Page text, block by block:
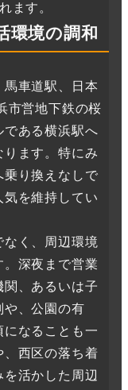
ます。
環境の調和
車道駅、日本
市営地下鉄の桜
である横浜駅へ
ます。特にみ
乗り換えなしで
を維持してい
なく、周辺環境
深夜まで営業
関、あるいは子
や、公園の有
なることも一
、西区の落ち着
活かした周辺